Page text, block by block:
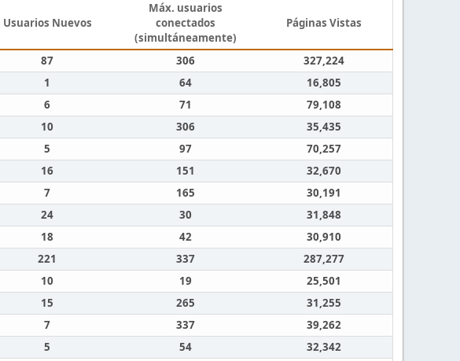
Usuarios Nuevos
Máx. usuarios
conectados
(simultáneamente)
Páginas Vistas
87 306
327,224
1 64
16,805
6 71
79,108
10 306
35,435
5 97
70,257
16 151
32,670
7 165
30,191
24 30
31,848
18 42
30,910
221 337
287,277
10 19
25,501
15 265
31,255
7 337
39,262
5 54
32,342